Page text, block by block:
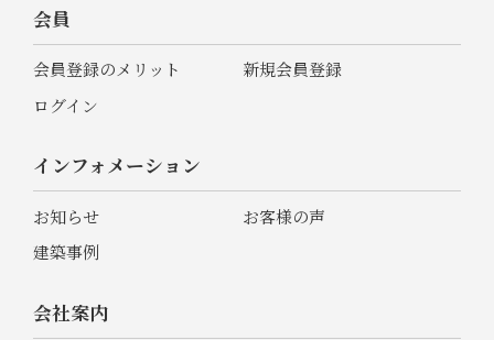
会員
会員登録のメリット
新規会員登録
ログイン
インフォメーション
お知らせ
お客様の声
建築事例
会社案内